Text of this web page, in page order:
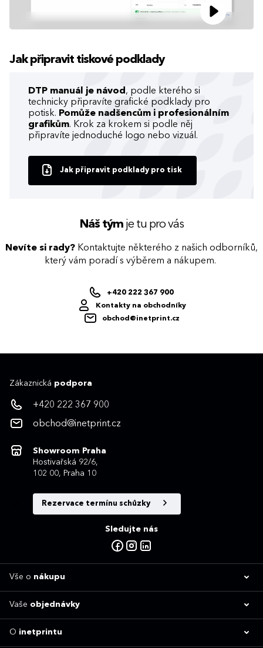
Jak připravit tiskové podklady
DTP manuál je návod , podle kterého si
technicky připravíte grafické podklady pro
potisk. Pomůže nadšencům i profesionálním
grafikům. Krok za krokem si podle něj
připravíte jednoduché logo nebo vizuál.
Jak připravit podklady pro tisk
Náš týmje tu pro vás
Nevíte si rady? Kontaktujte některého z našich odborníků,
který vám poradí s výběrem a nákupem.
+420 222 367 900
Kontakty na obchodníky
obchod@inetprint.cz
Zákaznická podpora
+420 222 367 900
obchod@inetprint.cz
Showroom Praha
Hostivařská 92/6,
102 00, Praha 10
Rezervace termínu schůzky
Sledujte nás
Vše o nákupu
Vaše objednávky
O inetprintu